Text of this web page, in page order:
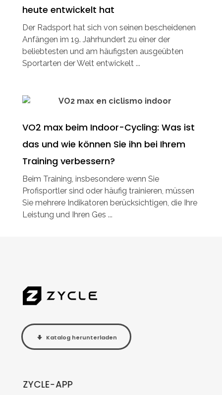
heute entwickelt hat
Der Radsport hat sich von seinen bescheidenen
Anfängen im 19. Jahrhundert zu einer der
beliebtesten und am häufigsten ausgeübten
Sportarten der Welt entwickelt ...
VO2 max beim Indoor-Cycling: Was ist
das und wie können Sie ihn bei Ihrem
Training verbessern?
Beim Training, insbesondere wenn Sie
Profisportler sind oder häufig trainieren, müssen
Sie mehrere Indikatoren berücksichtigen, die Ihre
Leistung und Ihren Ges ...
Katalog herunterladen
ZYCLE-APP